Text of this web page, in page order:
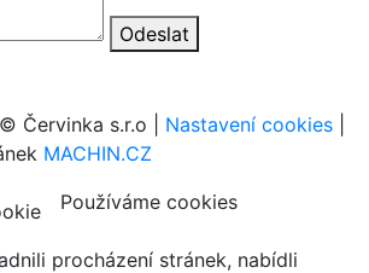
Odeslat
Červinka s.r.o | Nastavení cookies
MACHIN.CZ
Používáme cookies
procházení stránek, nabídli